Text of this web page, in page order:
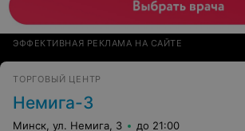
ЭФФЕКТИВНАЯ РЕКЛАМА НА САЙТЕ
ТОРГОВЫЙ ЦЕНТР
Немига-3
Минск, ул. Немига, 3 до 21:00